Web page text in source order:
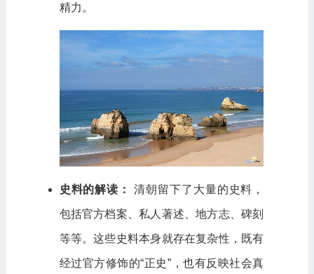
精力。
史料的解读： 清朝留下了大量的史料，
包括官方档案、私人著述、地方志、碑刻
等等。这些史料本身就存在复杂性，既有
经过官方修饰的“正史”，也有反映社会真